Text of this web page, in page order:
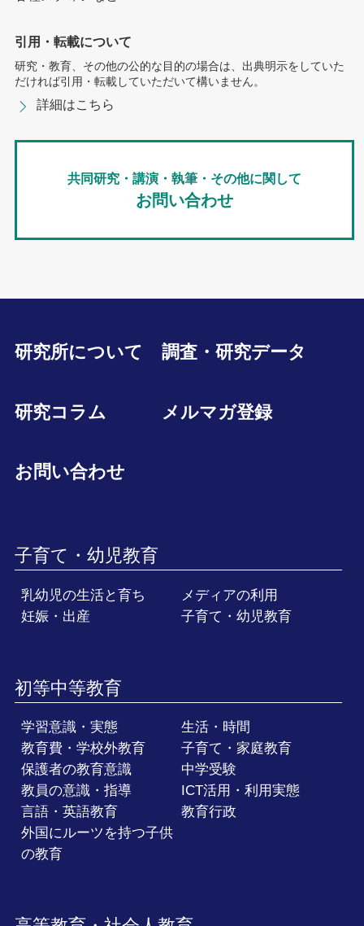
引用・転載について
研究・教育、その他の公的な目的の場合は、出典明示をしていた
だければ引用・転載していただいて構いません。
詳細はこちら
共同研究・講演・執筆・その他に関して
お問い合わせ
研究所について 調査・研究データ
研究コラム メルマガ登録
お問い合わせ
子育て・幼児教育
乳幼児の生活と育ち
メディアの利用
妊娠・出産
子育て・幼児教育
初等中等教育
学習意識・実態
生活・時間
教育費・学校外教育
子育て・家庭教育
保護者の教育意識
中学受験
教員の意識・指導
ICT活用・利用実態
言語・英語教育
教育行政
外国にルーツを持つ子供
の教育